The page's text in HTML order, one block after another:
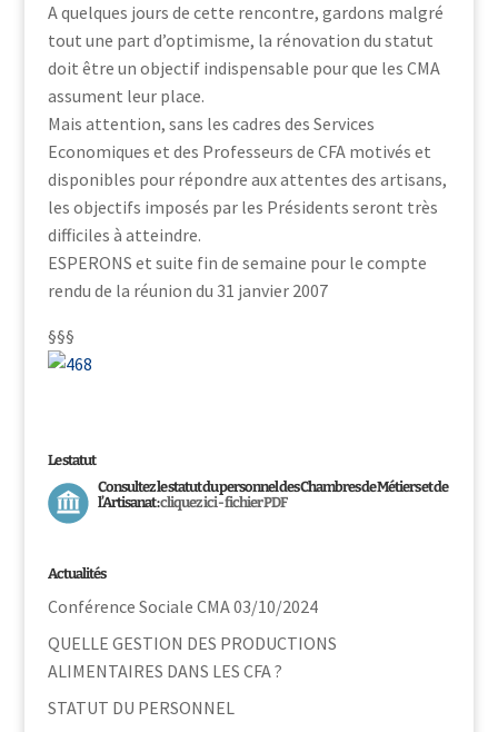
A quelques jours de cette rencontre, gardons malgré
tout une part d’optimisme, la rénovation du statut
doit être un objectif indispensable pour que les CMA
assument leur place.
Mais attention, sans les cadres des Services
Economiques et des Professeurs de CFA motivés et
disponibles pour répondre aux attentes des artisans,
les objectifs imposés par les Présidents seront très
difficiles à atteindre.
ESPERONS et suite fin de semaine pour le compte
rendu de la réunion du 31 janvier 2007
§§§
Le statut
Consultez le statut du personnel des Chambres de Métiers et de
l’Artisanat :cliquez ici - fichier PDF
Actualités
Conférence Sociale CMA 03/10/2024
QUELLE GESTION DES PRODUCTIONS
ALIMENTAIRES DANS LES CFA ?
STATUT DU PERSONNEL